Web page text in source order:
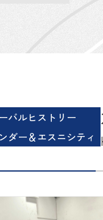
バルヒストリー
ダー＆エスニシティ